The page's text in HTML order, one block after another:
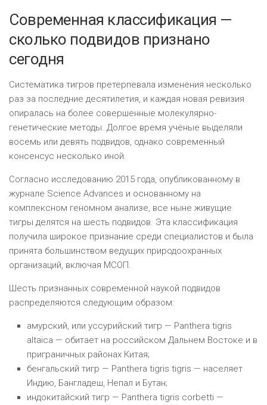
Современная классификация —
сколько подвидов признано
сегодня
Систематика тигров претерпевала изменения несколько
раз за последние десятилетия, и каждая новая ревизия
опиралась на более совершенные молекулярно-
генетические методы. Долгое время учёные выделяли
восемь или девять подвидов, однако современный
консенсус несколько иной.
Согласно исследованию 2015 года, опубликованному в
журнале Science Advances и основанному на
комплексном геномном анализе, все ныне живущие
тигры делятся на шесть подвидов. Эта классификация
получила широкое признание среди специалистов и была
принята большинством ведущих природоохранных
организаций, включая МСОП.
Шесть признанных современной наукой подвидов
распределяются следующим образом:
амурский, или уссурийский тигр — Panthera tigris
altaica — обитает на российском Дальнем Востоке и в
приграничных районах Китая;
бенгальский тигр — Panthera tigris tigris — населяет
Индию, Бангладеш, Непал и Бутан;
индокитайский тигр — Panthera tigris corbetti —